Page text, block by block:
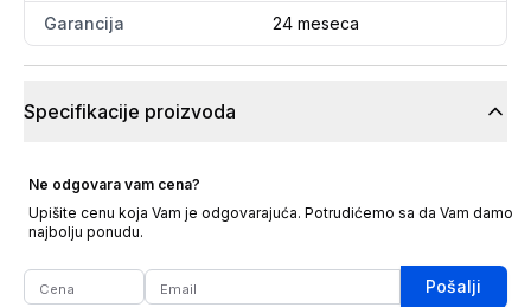
Garancija 24 meseca
Specifikacije proizvoda
Ne odgovara vam cena?
Upišite cenu koja Vam je odgovarajuća. Potrudićemo sa da Vam damo
najbolju ponudu.
Pošalji